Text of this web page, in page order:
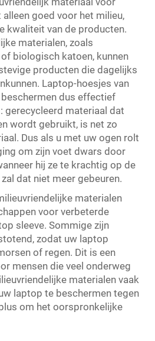
goed voor het milieu,
kwaliteit van de producten.
materialen, zoals
biologisch katoen, kunnen
producten die dagelijks
Laptop-hoesjes van
dus effectief
gerecycleerd materiaal dat
wordt gebruikt, is net zo
Dus als u met uw ogen rolt
om zijn voet dwars door
hij ze te krachtig op de
dat niet meer gebeuren.
materialen
voor verbeterde
sleeve. Sommige zijn
zodat uw laptop
of regen. Dit is een
mensen die veel onderweg
materialen vaak
laptop te beschermen tegen
om het oorspronkelijke